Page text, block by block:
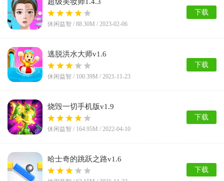
休闲益智 / 88.30M / 2023-02-06
下载
逃脱洪水大师v1.6
休闲益智 / 100.39M / 2021-11-23
下载
烧毁一切手机版v1.9
休闲益智 / 164.95M / 2022-04-10
下载
哈士奇的跳跃之路v1.6
下载